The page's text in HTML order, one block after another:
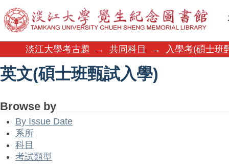
英文(碩士班甄試入學)
淡江大學考古題 → 共同科目 → 入學考(碩士班
英文(碩士班甄試入學)
Browse by
By Issue Date
系所
科目
考試類型